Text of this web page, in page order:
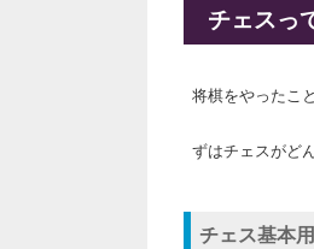
チェスっ
将棋をやったこ
ずはチェスがど
チェス基本